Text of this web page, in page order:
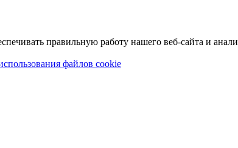
правильную работу нашего веб-сайта и
файлов cookie